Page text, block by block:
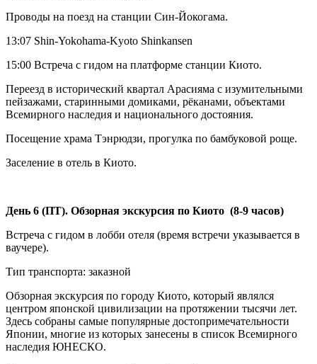
Проводы на поезд на станции Син-Йокогама.
13:07 Shin-Yokohama-Kyoto Shinkansen
15:00 Встреча с гидом на платформе станции Киото.
Переезд в исторический квартал Арасияма с изумительными
пейзажами, старинными домиками, рёканами, объектами
Всемирного наследия и национального достояния.
Посещение храма Тэнрюдзи, прогулка по бамбуковой роще.
Заселение в отель в Киото.
День 6 (ПТ). Обзорная экскурсия по Киото (8-9 часов)
Встреча с гидом в лобби отеля (время встречи указывается в
ваучере).
Тип транспорта: заказной
Обзорная экскурсия по городу Киото, который являлся
центром японской цивилизации на протяжении тысячи лет.
Здесь собраны самые популярные достопримечательности
Японии, многие из которых занесены в список Всемирного
наследия ЮНЕСКО.